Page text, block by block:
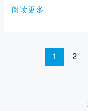
绿
色
阅读更多
1 2